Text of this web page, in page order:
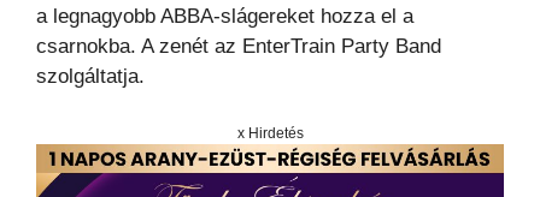
a legnagyobb ABBA-slágereket hozza el a
csarnokba. A zenét az EnterTrain Party Band
szolgáltatja.
x Hirdetés